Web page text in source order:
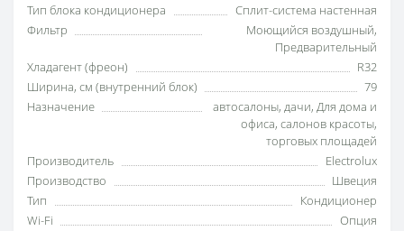
Тип блока кондиционера
Сплит-система настенная
Фильтр
Моющийся воздушный,
Предварительный
Хладагент (фреон)
R32
Ширина, см (внутренний блок)
79
Назначение
автосалоны, дачи, Для дома и
офиса, салонов красоты,
торговых площадей
Производитель
Electrolux
Производство
Швеция
Тип
Кондиционер
Wi-Fi
Опция